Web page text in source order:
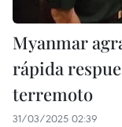
Myanmar
rápida
terremoto
31/03/2025 02:39